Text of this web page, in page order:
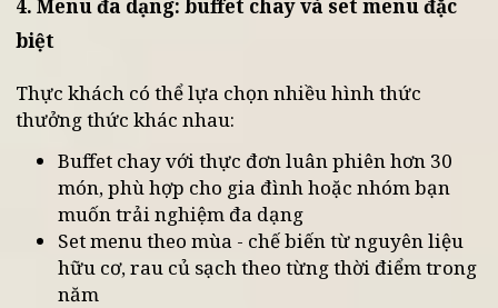
Mỗi món ăn đều được trình bày như một tác
nghệ thuật. Từng lát nấm, từng nhánh rau được
chăm chút tỉ mỉ, thể hiện sự trân trọng thiên
và lòng biết ơn đối với sự sống.
4. Menu đa dạng: buffet chay và set menu đặc
Thực khách có thể lựa chọn nhiều hình thức
thưởng thức khác nhau: